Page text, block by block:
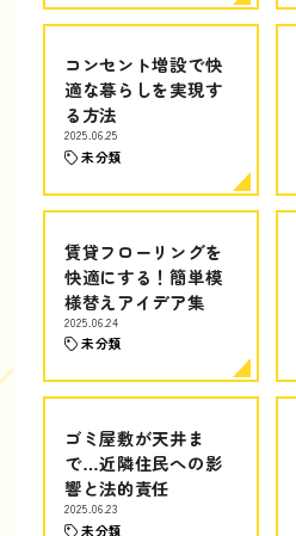
コンセント増設で快
適な暮らしを実現す
る方法
2025.06.25
未分類
賃貸フローリングを
快適にする！簡単模
様替えアイデア集
2025.06.24
未分類
ゴミ屋敷が天井ま
で…近隣住民への影
響と法的責任
2025.06.23
未分類